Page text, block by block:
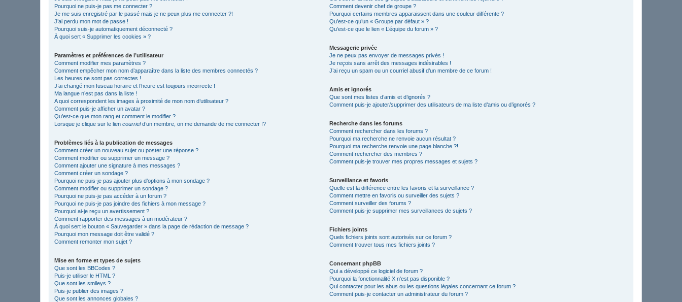
Pourquoi ne puis-je pas me connecter ?
Je me suis enregistré par le passé mais je ne peux plus me connecter ?!
J’ai perdu mon mot de passe !
Pourquoi suis-je automatiquement déconnecté ?
À quoi sert « Supprimer les cookies » ?
Paramètres et préférences de l’utilisateur
Comment modifier mes paramètres ?
Comment empêcher mon nom d’apparaître dans la liste des membres connectés ?
Les heures ne sont pas correctes !
J’ai changé mon fuseau horaire et l’heure est toujours incorrecte !
Ma langue n’est pas dans la liste !
A quoi correspondent les images à proximité de mon nom d’utilisateur ?
Comment puis-je afficher un avatar ?
Qu’est-ce que mon rang et comment le modifier ?
Lorsque je clique sur le lien courrield’un membre, on me demande de me connecter !?
Problèmes liés à la publication de messages
Comment créer un nouveau sujet ou poster une réponse ?
Comment modifier ou supprimer un message ?
Comment ajouter une signature à mes messages ?
Comment créer un sondage ?
Pourquoi ne puis-je pas ajouter plus d’options à mon sondage ?
Comment modifier ou supprimer un sondage ?
Pourquoi ne puis-je pas accéder à un forum ?
Pourquoi ne puis-je pas joindre des fichiers à mon message ?
Pourquoi ai-je reçu un avertissement ?
Comment rapporter des messages à un modérateur ?
À quoi sert le bouton « Sauvegarder » dans la page de rédaction de message ?
Pourquoi mon message doit être validé ?
Comment remonter mon sujet ?
Mise en forme et types de sujets
Que sont les BBCodes ?
Puis-je utiliser le HTML ?
Que sont les smileys ?
Puis-je publier des images ?
Que sont les annonces globales ?
Comment devenir chef de groupe ?
Pourquoi certains membres apparaissent dans une couleur différente ?
Qu’est-ce qu’un « Groupe par défaut » ?
Qu’est-ce que le lien « L’équipe du forum » ?
Messagerie privée
Je ne peux pas envoyer de messages privés !
Je reçois sans arrêt des messages indésirables !
J’ai reçu un spam ou un courriel abusif d’un membre de ce forum !
Amis et ignorés
Que sont mes listes d’amis et d’ignorés ?
Comment puis-je ajouter/supprimer des utilisateurs de ma liste d’amis ou d’ignorés ?
Recherche dans les forums
Comment rechercher dans les forums ?
Pourquoi ma recherche ne renvoie aucun résultat ?
Pourquoi ma recherche renvoie une page blanche ?!
Comment rechercher des membres ?
Comment puis-je trouver mes propres messages et sujets ?
Surveillance et favoris
Quelle est la différence entre les favoris et la surveillance ?
Comment mettre en favoris ou surveiller des sujets ?
Comment surveiller des forums ?
Comment puis-je supprimer mes surveillances de sujets ?
Fichiers joints
Quels fichiers joints sont autorisés sur ce forum ?
Comment trouver tous mes fichiers joints ?
Concernant phpBB
Qui a développé ce logiciel de forum ?
Pourquoi la fonctionnalité X n’est pas disponible ?
Qui contacter pour les abus ou les questions légales concernant ce forum ?
Comment puis-je contacter un administrateur du forum ?